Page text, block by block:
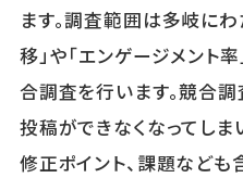
ます。調査範囲は多岐にわ
移」や「エンゲージメント
合調査を行います。競合
投稿ができなくなってし
修正ポイント、課題など